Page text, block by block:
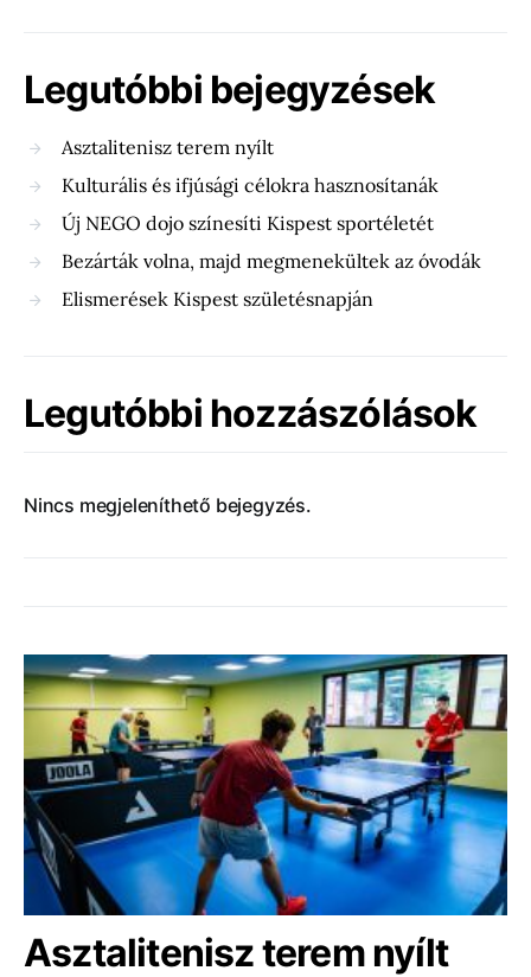
Legutóbbi bejegyzések
Asztalitenisz terem nyílt
Kulturális és ifjúsági célokra hasznosítanák
Új NEGO dojo színesíti Kispest sportéletét
Bezárták volna, majd megmenekültek az óvodák
Elismerések Kispest születésnapján
Legutóbbi hozzászólások
Nincs megjeleníthető bejegyzés.
Asztalitenisz terem nyílt